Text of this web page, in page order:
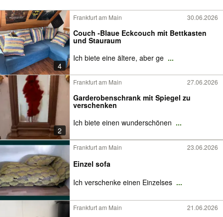
4
Frankfurt am Main 30.06.2026
Couch -Blaue Eckcouch mit Bettkasten
und Stauraum
Ich biete eine ältere, aber ge ...
2
Frankfurt am Main 27.06.2026
Garderobenschrank mit Spiegel zu
verschenken
Ich biete einen wunderschönen ...
Frankfurt am Main 23.06.2026
Einzel sofa
Ich verschenke einen Einzelses ...
Frankfurt am Main 21.06.2026